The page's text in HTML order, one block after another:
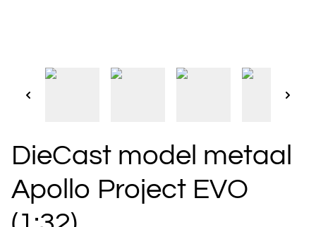
DieCast model metaal
Apollo Project EVO